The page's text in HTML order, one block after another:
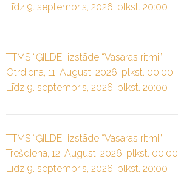
Līdz 9. septembris, 2026. plkst. 20:00
TTMS “ĢILDE” izstāde “Vasaras ritmi”
Otrdiena, 11. August, 2026. plkst. 00:00
Līdz 9. septembris, 2026. plkst. 20:00
TTMS “ĢILDE” izstāde “Vasaras ritmi”
Trešdiena, 12. August, 2026. plkst. 00:00
Līdz 9. septembris, 2026. plkst. 20:00